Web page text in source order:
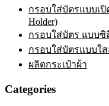
กรอบใส่บัตรแบบเปิ
Holder)
กรอบใส่บัตร แบบซิ
กรอบใส่บัตรแบบใ
ผลิตกระเป๋าผ้า
Categories